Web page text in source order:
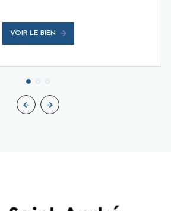
VOIR LE BIEN